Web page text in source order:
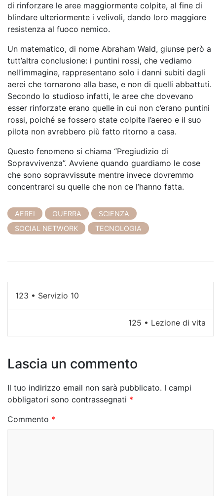
di rinforzare le aree maggiormente colpite, al fine di
blindare ulteriormente i velivoli, dando loro maggiore
resistenza al fuoco nemico.
Un matematico, di nome Abraham Wald, giunse però a
tutt’altra conclusione: i puntini rossi, che vediamo
nell’immagine, rappresentano solo i danni subiti dagli
aerei che tornarono alla base, e non di quelli abbattuti.
Secondo lo studioso infatti, le aree che dovevano
esser rinforzate erano quelle in cui non c’erano puntini
rossi, poiché se fossero state colpite l’aereo e il suo
pilota non avrebbero più fatto ritorno a casa.
Questo fenomeno si chiama “Pregiudizio di
Sopravvivenza”. Avviene quando guardiamo le cose
che sono sopravvissute mentre invece dovremmo
concentrarci su quelle che non ce l’hanno fatta.
AEREI GUERRA
SCIENZA
SOCIAL NETWORK
TECNOLOGIA
N
a
g
a
z
i
123 • Servizio 10
125 • Lezione di vita
Lascia un commento
Il tuo indirizzo email non sarà pubblicato. I campi
obbligatori sono contrassegnati *
Commento *